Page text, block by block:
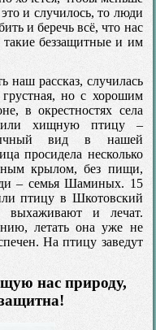
и случилось, то люди
и беречь всё, что нас
беззащитные и им
наш рассказ, случилась
но с хорошим
в окрестностях села
хищную птицу –
вид в нашей
просидела несколько
крылом, без пищи,
– семья Шаминых. 15
птицу в Шкотовский
выхаживают и лечат.
летать она уже не
На птицу заведут
нас природу,